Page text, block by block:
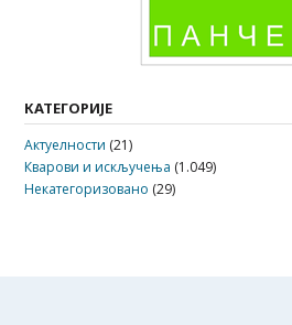
КАТЕГОРИЈЕ
Актуелности (21)
Кварови и искључења (1.049)
Некатегоризовано (29)